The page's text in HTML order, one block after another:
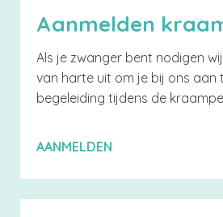
Aanmelden
Als je zwanger bent nodigen
van harte uit om je bij ons aan
begeleiding tijdens de
AANMELDEN